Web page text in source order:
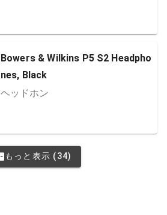
Bowers & Wilkins P5 S2 Headpho
nes, Black
ヘッドホン
もっと表示 (34)